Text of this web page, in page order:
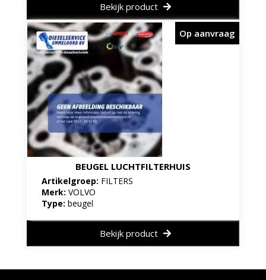
Bekijk product
BEUGEL LUCHTFILTERHUIS
Artikelgroep: FILTERS
Merk: VOLVO
Type: beugel
Op aanvraag
Bekijk product